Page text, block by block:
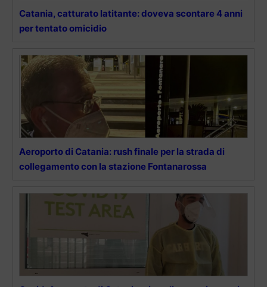
Catania, catturato latitante: doveva scontare 4 anni
per tentato omicidio
Aeroporto di Catania: rush finale per la strada di
collegamento con la stazione Fontanarossa